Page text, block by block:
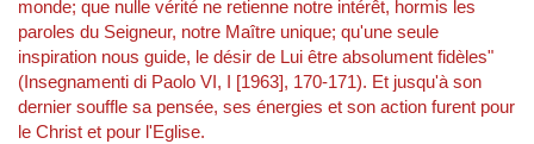
monde; que nulle vérité ne retienne notre intérêt, hormis les
paroles du Seigneur, notre Maître unique; qu'une seule
inspiration nous guide, le désir de Lui être absolument fidèles"
(Insegnamenti di Paolo VI, I [1963], 170-171). Et jusqu'à son
dernier souffle sa pensée, ses énergies et son action furent pour
le Christ et pour l'Eglise.